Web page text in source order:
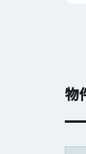
物